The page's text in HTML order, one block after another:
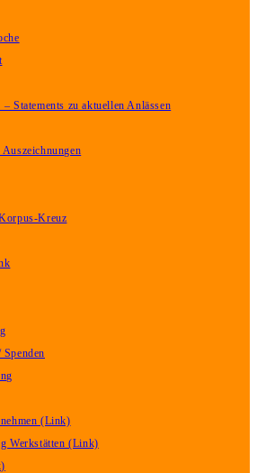
Statements zu aktuellen Anlässen
Kreuz
Spenden
(Link)
Werkstätten (Link)